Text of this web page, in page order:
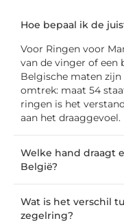
Hoe bepaal ik de
Voor Ringen voor
van de vinger of een
Belgische maten
omtrek: maat 54
ringen is het
aan het draaggevoel.
Welke hand draagt
België?
Wat is het verschil
zegelring?